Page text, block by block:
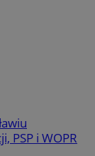
PSP i WOPR